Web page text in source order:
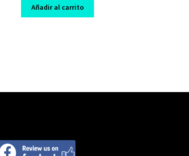
was:
$ 487,00.
is:
$ 15,00.
Añadir al carrito